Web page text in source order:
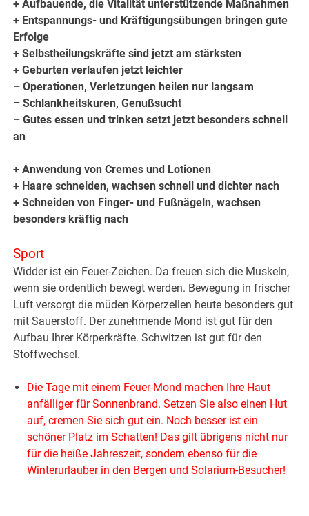
+ Aufbauende, die Vitalität unterstützende Maßnahmen
+ Entspannungs- und Kräftigungsübungen bringen gute
Erfolge
+ Selbstheilungskräfte sind jetzt am stärksten
+ Geburten verlaufen jetzt leichter
– Operationen, Verletzungen heilen nur langsam
– Schlankheitskuren, Genußsucht
– Gutes essen und trinken setzt jetzt besonders schnell
an
+ Anwendung von Cremes und Lotionen
+ Haare schneiden, wachsen schnell und dichter nach
+ Schneiden von Finger- und Fußnägeln, wachsen
besonders kräftig nach
Sport
Widder ist ein Feuer-Zeichen. Da freuen sich die Muskeln,
wenn sie ordentlich bewegt werden. Bewegung in frischer
Luft versorgt die müden Körperzellen heute besonders gut
mit Sauerstoff. Der zunehmende Mond ist gut für den
Aufbau Ihrer Körperkräfte. Schwitzen ist gut für den
Stoffwechsel.
Die Tage mit einem Feuer-Mond machen Ihre Haut
anfälliger für Sonnenbrand. Setzen Sie also einen Hut
auf, cremen Sie sich gut ein. Noch besser ist ein
schöner Platz im Schatten! Das gilt übrigens nicht nur
für die heiße Jahreszeit, sondern ebenso für die
Winterurlauber in den Bergen und Solarium-Besucher!